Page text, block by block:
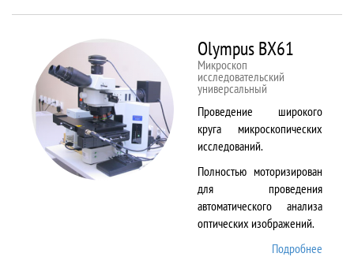
Olympus BX61
Микроскоп
исследовательский
универсальный
Проведение широкого
круга микроскопических
исследований.
Полностью моторизирован
для проведения
автоматического анализа
оптических изображений.
Подробнее